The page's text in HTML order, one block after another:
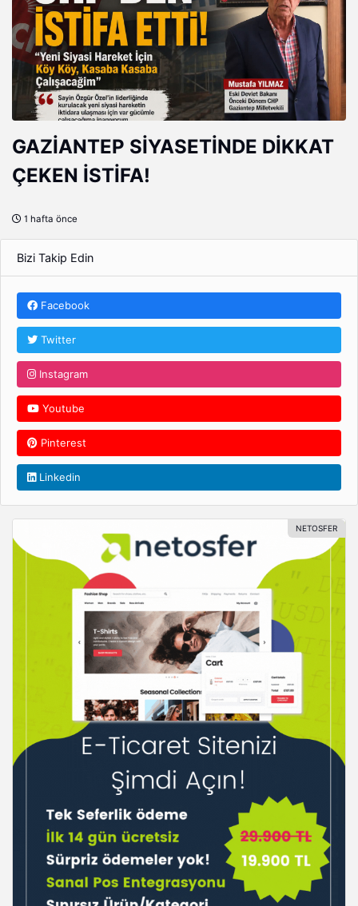
GAZİANTEP SİYASETİNDE DİKKAT
ÇEKEN İSTİFA!
1 hafta önce
Bizi Takip Edin
Facebook
Twitter
Instagram
Youtube
Pinterest
Linkedin